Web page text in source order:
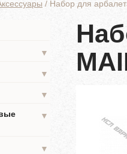
/ Набор для
▼
▼
▼
▼
▼